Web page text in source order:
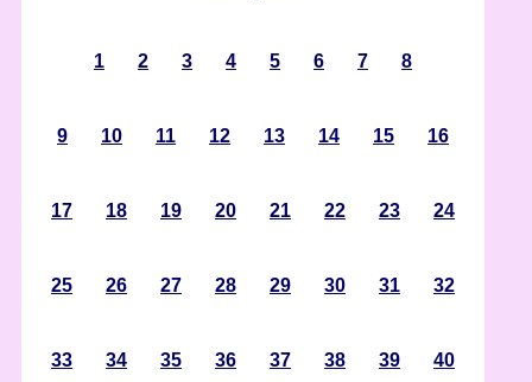
1 2 3 4 5 6 7 8
9 10 11 12 13 14 15 16
17 18 19 20 21 22 23 24
25 26 27 28 29 30 31 32
33 34 35 36 37 38 39 40